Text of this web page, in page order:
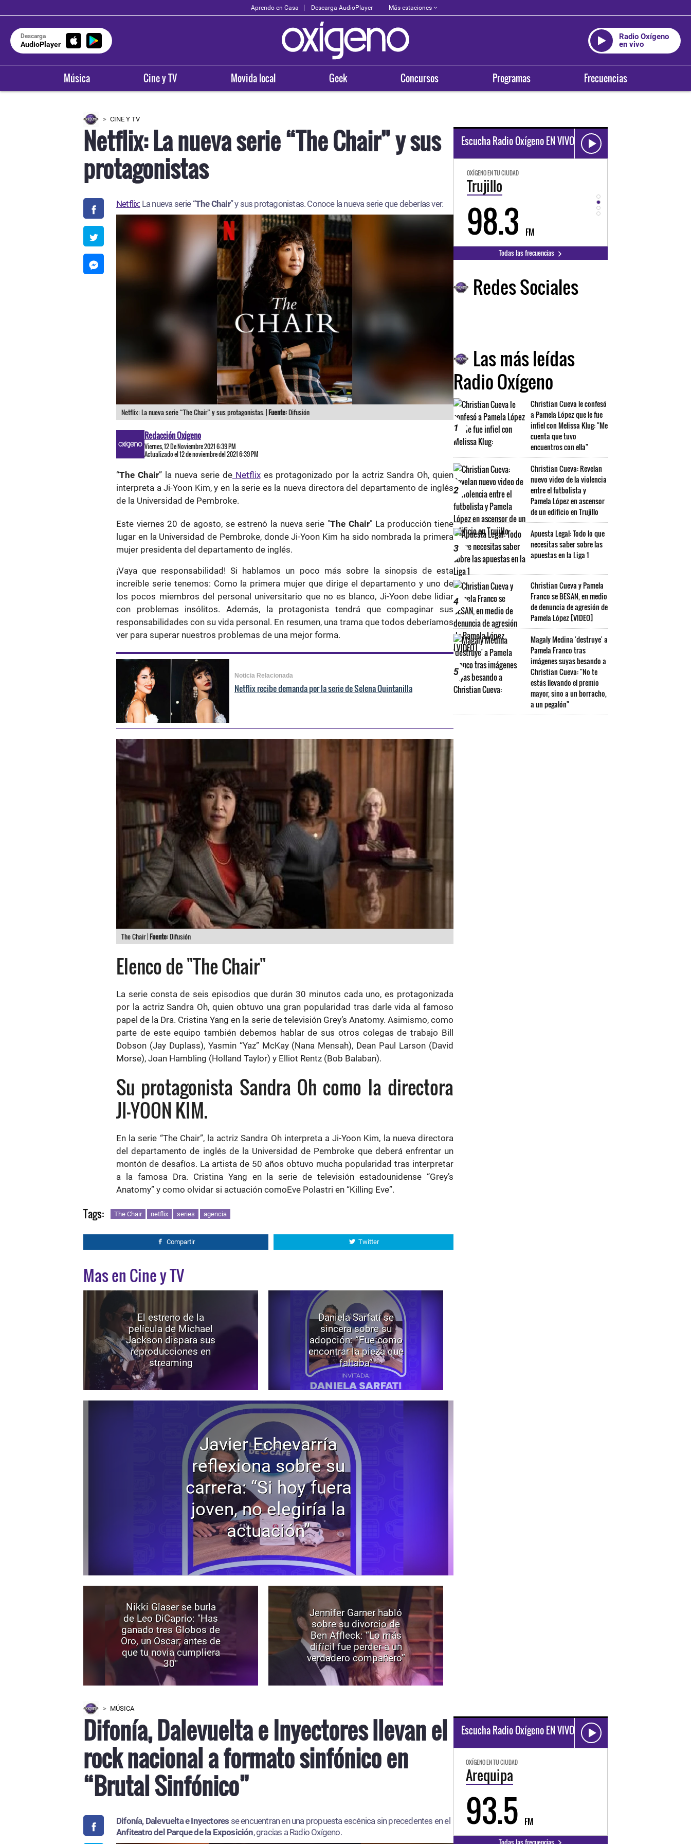
Aprendo en Casa Descarga AudioPlayer Más estaciones
Descarga
AudioPlayer
Radio Oxígeno
en vivo
Música Cine y TV Movida local Geek Concursos Programas Frecuencias
CINE Y TV
Netflix: La nueva serie “The Chair” y sus
protagonistas
Netflix: La nueva serie “The Chair” y sus protagonistas. Conoce la nueva serie que deberías ver.
Netflix: La nueva serie “The Chair” y sus protagonistas. |Fuente:Difusión
Redacción Oxigeno
Viernes, 12 De Noviembre 2021 6:39 PM
Actualizado el 12 de noviembre del 2021 6:39 PM
“The Chair” la nueva serie deNetflixes protagonizado por la actriz Sandra Oh, quien
interpreta a Ji-Yoon Kim, y en la serie es la nueva directora del departamento de inglés
de la Universidad de Pembroke.
Este viernes 20 de agosto, se estrenó la nueva serie "The Chair" La producción tiene
lugar en la Universidad de Pembroke, donde Ji-Yoon Kim ha sido nombrada la primera
mujer presidenta del departamento de inglés.
¡Vaya que responsabilidad! Si hablamos un poco más sobre la sinopsis de esta
increíble serie tenemos: Como la primera mujer que dirige el departamento y uno de
los pocos miembros del personal universitario que no es blanco, Ji-Yoon debe lidiar
con problemas insólitos. Además, la protagonista tendrá que compaginar sus
responsabilidades con su vida personal. En resumen, una trama que todos deberíamos
ver para superar nuestros problemas de una mejor forma.
Noticia Relacionada
Netflix recibe demanda por la serie de Selena Quintanilla
The Chair |Fuente:Difusión
Elenco de "The Chair"
La serie consta de seis episodios que durán 30 minutos cada uno, es protagonizada
por la actriz Sandra Oh, quien obtuvo una gran popularidad tras darle vida al famoso
papel de la Dra. Cristina Yang en la serie de televisión Grey’s Anatomy. Asimismo, como
parte de este equipo también debemos hablar de sus otros colegas de trabajo Bill
Dobson (Jay Duplass), Yasmin “Yaz” McKay (Nana Mensah), Dean Paul Larson (David
Morse), Joan Hambling (Holland Taylor) y Elliot Rentz (Bob Balaban).
Su protagonista Sandra Oh como la directora
JI-YOON KIM.
En la serie “The Chair”, la actriz Sandra Oh interpreta a Ji-Yoon Kim, la nueva directora
del departamento de inglés de la Universidad de Pembroke que deberá enfrentar un
montón de desafíos. La artista de 50 años obtuvo mucha popularidad tras interpretar
a la famosa Dra. Cristina Yang en la serie de televisión estadounidense “Grey’s
Anatomy” y como olvidar si actuación comoEve Polastri en “Killing Eve”.
Tags: The Chair netflix series agencia
Compartir Twitter
Mas en Cine y TV
El estreno de la
película de Michael
Jackson dispara sus
reproducciones en
streaming
Daniela Sarfati se
sincera sobre su
adopción: “Fue como
encontrar la pieza que
faltaba”
Javier Echevarría
reflexiona sobre su
carrera: “Si hoy fuera
joven, no elegiría la
actuación”
Nikki Glaser se burla
de Leo DiCaprio: "Has
ganado tres Globos de
Oro, un Oscar; antes de
que tu novia cumpliera
30"
Jennifer Garner habló
sobre su divorcio de
Ben Affleck: “Lo más
difícil fue perder a un
verdadero compañero”
Escucha Radio Oxígeno EN VIVO
93.5
OXÍGENO EN TU CIUDAD
Trujillo
98.3 FM 94.3
Todas las frecuencias
Redes Sociales
Las más leídas
Radio Oxígeno
1
Christian Cueva le confesó
a Pamela López que le fue
infiel con Melissa Klug: "Me
cuenta que tuvo
encuentros con ella"
2
Christian Cueva: Revelan
nuevo video de la violencia
entre el futbolista y
Pamela López en ascensor
de un edificio en Trujillo
3
Apuesta Legal: Todo lo que
necesitas saber sobre las
apuestas en la Liga 1
4
Christian Cueva y Pamela
Franco se BESAN, en medio
de denuncia de agresión de
Pamela López [VIDEO]
5
Magaly Medina 'destruye' a
Pamela Franco tras
imágenes suyas besando a
Christian Cueva: "No te
estás llevando el premio
mayor, sino a un borracho,
a un pegalón"
MÚSICA
Difonía, Dalevuelta e Inyectores llevan el
rock nacional a formato sinfónico en
“Brutal Sinfónico”
Difonía, Dalevuelta e Inyectores se encuentran en una propuesta escénica sin precedentes en el
Anfiteatro del Parque de la Exposición, gracias a Radio Oxígeno.
Escucha Radio Oxígeno EN VIVO
OXÍGENO EN TU CIUDAD
Arequipa
93.5 FM
Todas las frecuencias